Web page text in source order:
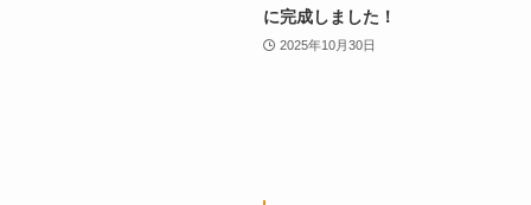
に完成しました！
2025年10月30日